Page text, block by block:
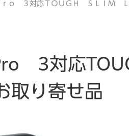
ｏ ３対応ＴＯＵＧＨ ＳＬＩＭ Ｌ
3対応
り寄せ品